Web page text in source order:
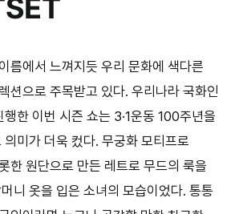
름에서 느껴지듯 우리 문화에 색다른
션으로 주목받고 있다. 우리나라 국화인
행한 이번 시즌 쇼는 3·1운동 100주년을
미가 더욱 컸다. 무궁화 모티프로
한 원단으로 만든 레트로 무드의 룩을
니 옷을 입은 소녀의 모습이었다. 통통